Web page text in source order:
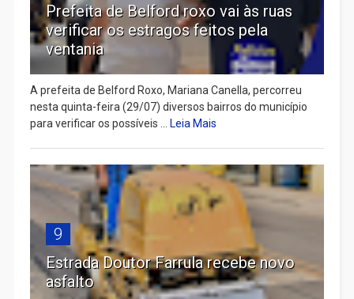
Prefeita de Belford roxo vai às ruas
verificar os estragos feitos pela
ventania
A prefeita de Belford Roxo, Mariana Canella, percorreu
nesta quinta-feira (29/07) diversos bairros do município
para verificar os possíveis ... Leia Mais
9
Estrada Doutor Farrula recebe novo
asfalto